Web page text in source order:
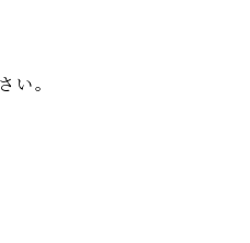
い。